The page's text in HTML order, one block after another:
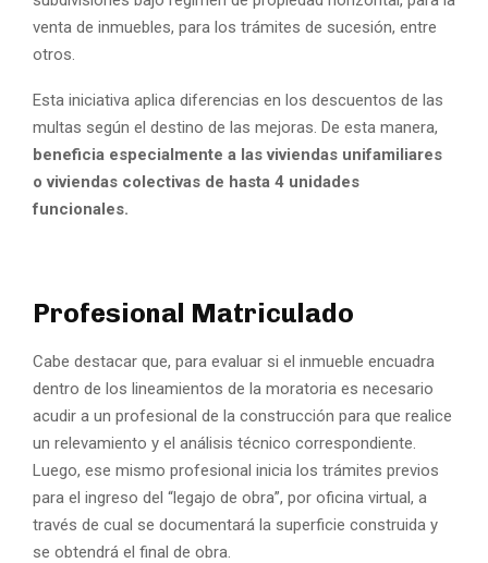
venta de inmuebles, para los trámites de sucesión, entre
otros.
Esta iniciativa aplica diferencias en los descuentos de las
multas según el destino de las mejoras. De esta manera,
beneficia especialmente a las viviendas unifamiliares
o viviendas colectivas de hasta 4 unidades
funcionales.
Profesional Matriculado
Cabe destacar que, para evaluar si el inmueble encuadra
dentro de los lineamientos de la moratoria es necesario
acudir a un profesional de la construcción para que realice
un relevamiento y el análisis técnico correspondiente.
Luego, ese mismo profesional inicia los trámites previos
para el ingreso del “legajo de obra”, por oficina virtual, a
través de cual se documentará la superficie construida y
se obtendrá el final de obra.